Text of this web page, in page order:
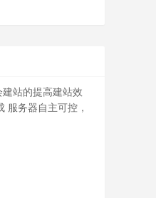
站的提高建站效
服务器自主可控，